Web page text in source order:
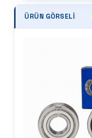
ÜRÜN GÖRSELI